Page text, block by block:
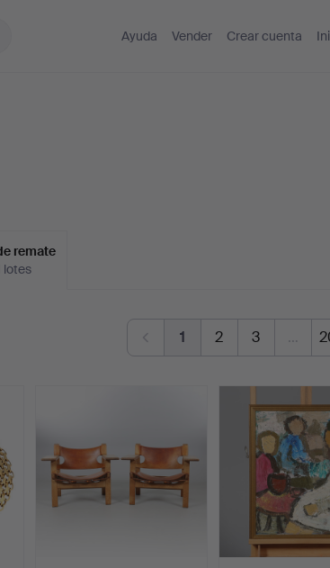
Ayuda Vender Crear cuenta
remate
lotes
1 2 3 …